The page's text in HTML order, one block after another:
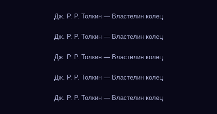
Дж. Р. Р. Толкин — Властелин колец
Дж. Р. Р. Толкин — Властелин колец
Дж. Р. Р. Толкин — Властелин колец
Дж. Р. Р. Толкин — Властелин колец
Дж. Р. Р. Толкин — Властелин колец